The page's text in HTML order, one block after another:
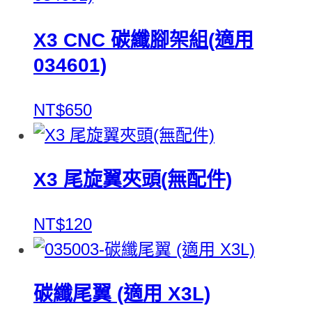
X3 CNC 碳纖腳架組(適用
034601)
NT$650
X3 尾旋翼夾頭(無配件)
NT$120
碳纖尾翼 (適用 X3L)